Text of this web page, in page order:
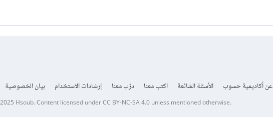
عن أكاديمية حسوب الأسئلة الشائعة اكتب معنا درّب معنا إرشادات الاستخدام بيان الخصوصية
Hsoub.Content licensed underCC BY-NC-SA 4.0unless mentioned otherwise.